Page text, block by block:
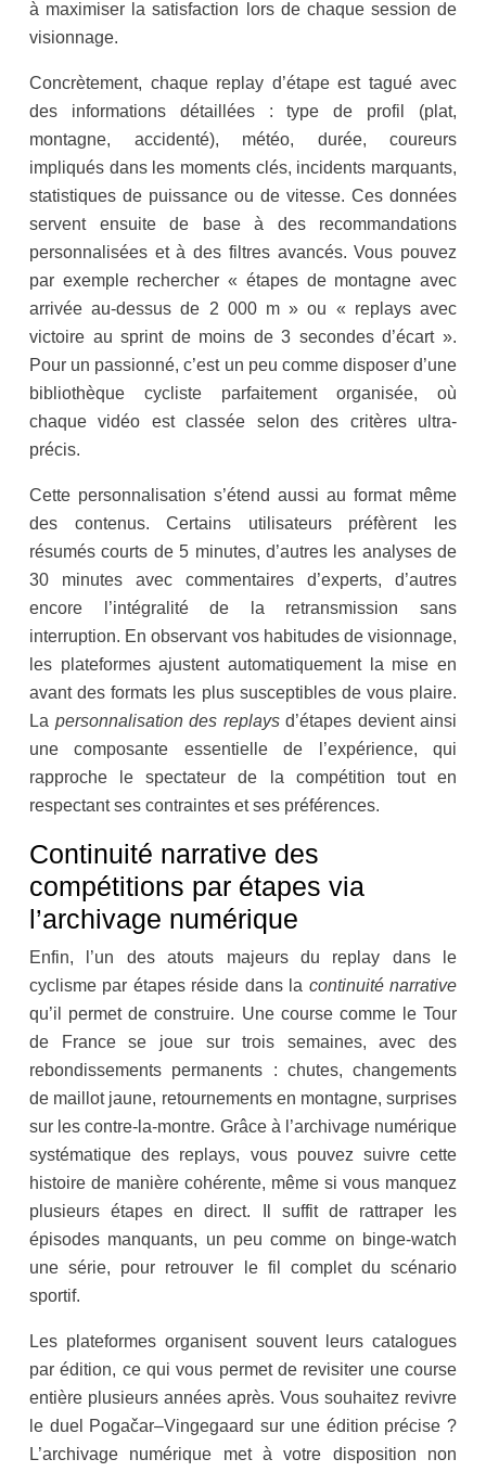
à maximiser la satisfaction lors de chaque session de
visionnage.
Concrètement, chaque replay d’étape est tagué avec
des informations détaillées : type de profil (plat,
montagne, accidenté), météo, durée, coureurs
impliqués dans les moments clés, incidents marquants,
statistiques de puissance ou de vitesse. Ces données
servent ensuite de base à des recommandations
personnalisées et à des filtres avancés. Vous pouvez
par exemple rechercher « étapes de montagne avec
arrivée au-dessus de 2 000 m » ou « replays avec
victoire au sprint de moins de 3 secondes d’écart ».
Pour un passionné, c’est un peu comme disposer d’une
bibliothèque cycliste parfaitement organisée, où
chaque vidéo est classée selon des critères ultra-
précis.
Cette personnalisation s’étend aussi au format même
des contenus. Certains utilisateurs préfèrent les
résumés courts de 5 minutes, d’autres les analyses de
30 minutes avec commentaires d’experts, d’autres
encore l’intégralité de la retransmission sans
interruption. En observant vos habitudes de visionnage,
les plateformes ajustent automatiquement la mise en
avant des formats les plus susceptibles de vous plaire.
La personnalisation des replaysd’étapes devient ainsi
une composante essentielle de l’expérience, qui
rapproche le spectateur de la compétition tout en
respectant ses contraintes et ses préférences.
Continuité narrative des
compétitions par étapes via
l’archivage numérique
Enfin, l’un des atouts majeurs du replay dans le
cyclisme par étapes réside dans la continuité narrative
qu’il permet de construire. Une course comme le Tour
de France se joue sur trois semaines, avec des
rebondissements permanents : chutes, changements
de maillot jaune, retournements en montagne, surprises
sur les contre-la-montre. Grâce à l’archivage numérique
systématique des replays, vous pouvez suivre cette
histoire de manière cohérente, même si vous manquez
plusieurs étapes en direct. Il suffit de rattraper les
épisodes manquants, un peu comme on binge-watch
une série, pour retrouver le fil complet du scénario
sportif.
Les plateformes organisent souvent leurs catalogues
par édition, ce qui vous permet de revisiter une course
entière plusieurs années après. Vous souhaitez revivre
le duel Pogačar–Vingegaard sur une édition précise ?
L’archivage numérique met à votre disposition non